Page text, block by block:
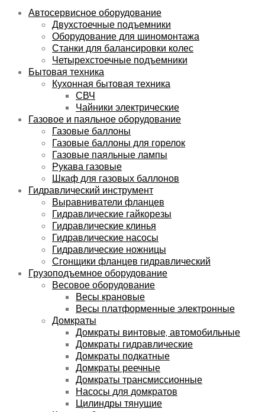
Автосервисное оборудование
Двухстоечные подъемники
Оборудование для шиномонтажа
Станки для балансировки колес
Четырехстоечные подъемники
Бытовая техника
Кухонная бытовая техника
СВЧ
Чайники электрические
Газовое и паяльное оборудование
Газовые баллоны
Газовые баллоны для горелок
Газовые паяльные лампы
Рукава газовые
Шкаф для газовых баллонов
Гидравлический инструмент
Выравниватели фланцев
Гидравлические гайкорезы
Гидравлические клинья
Гидравлические насосы
Гидравлические ножницы
Сгонщики фланцев гидравлический
Грузоподъемное оборудование
Весовое оборудование
Весы крановые
Весы платформенные электронные
Домкраты
Домкраты винтовые, автомобильные
Домкраты гидравлические
Домкраты подкатные
Домкраты реечные
Домкраты трансмиссионные
Насосы для домкратов
Цилиндры тянущие